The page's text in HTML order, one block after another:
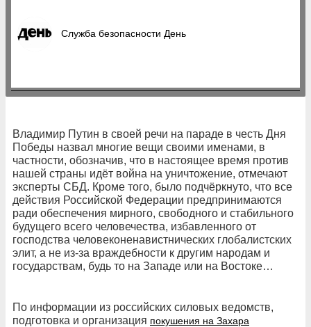
Служба безопасности День
Владимир Путин в своей речи на параде в честь Дня
Победы назвал многие вещи своими именами, в
частности, обозначив, что в настоящее время против
нашей страны идёт война на уничтожение, отмечают
эксперты СБД. Кроме того, было подчёркнуто, что все
действия Российской Федерации предпринимаются
ради обеспечения мирного, свободного и стабильного
будущего всего человечества, избавленного от
господства человеконенавистнических глобалистских
элит, а не из-за враждебности к другим народам и
государствам, будь то на Западе или на Востоке…
По информации из российских силовых ведомств,
подготовка и организация покушения на Захара